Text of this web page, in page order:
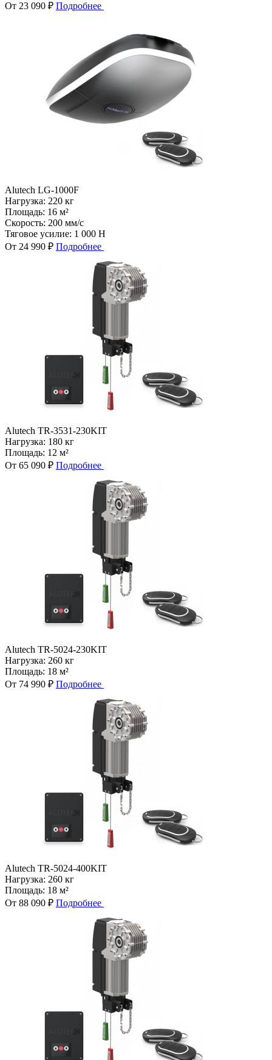
От 23 090 ₽ Подробнее
Alutech LG-1000F
Нагрузка: 220 кг
Площадь: 16 м²
Скорость: 200 мм/с
Тяговое усилие: 1 000 Н
От 24 990 ₽ Подробнее
Alutech TR-3531-230KIT
Нагрузка: 180 кг
Площадь: 12 м²
От 65 090 ₽ Подробнее
Alutech TR-5024-230KIT
Нагрузка: 260 кг
Площадь: 18 м²
От 74 990 ₽ Подробнее
Alutech TR-5024-400KIT
Нагрузка: 260 кг
Площадь: 18 м²
От 88 090 ₽ Подробнее